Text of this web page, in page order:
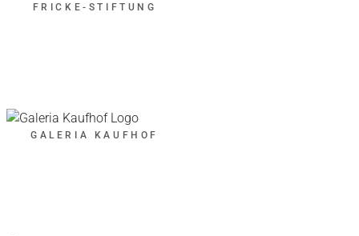
FRICKE-STIFTUNG
GALERIA KAUFHOF